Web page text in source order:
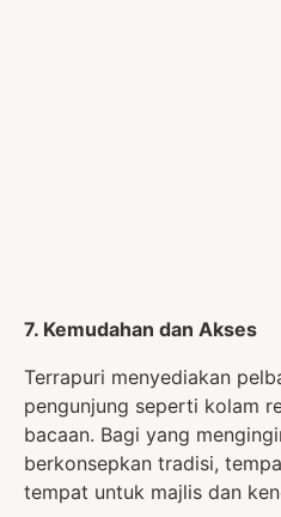
7. Kemudahan dan Akses
Terrapuri menyediakan
pengunjung seperti kolam
bacaan. Bagi yang
berkonsepkan tradisi,
tempat untuk majlis dan